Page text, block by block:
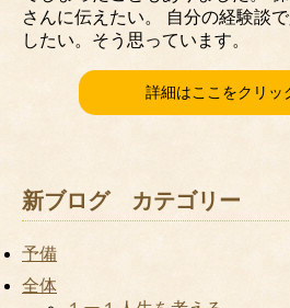
さんに伝えたい。 自分の経験談
したい。そう思っています。
詳細はここをクリッ
新ブログ カテゴリー
予備
全体